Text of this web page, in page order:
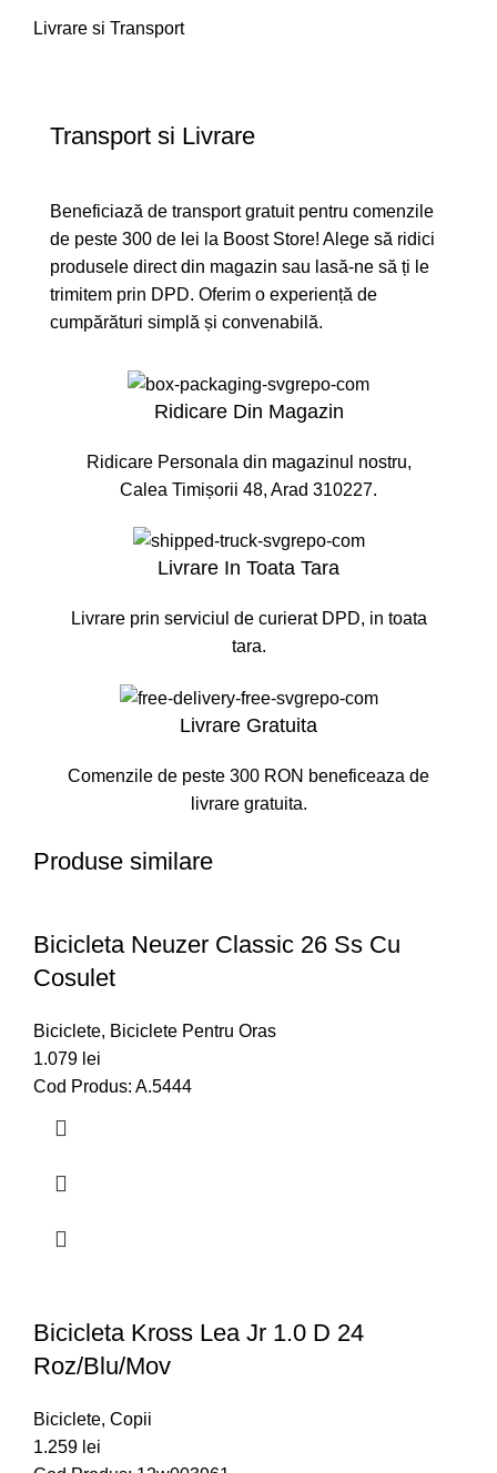
Livrare si Transport
Transport si Livrare
Beneficiază de transport gratuit pentru comenzile
de peste 300 de lei la Boost Store! Alege să ridici
produsele direct din magazin sau lasă-ne să ți le
trimitem prin DPD. Oferim o experiență de
cumpărături simplă și convenabilă.
Ridicare Din Magazin
Ridicare Personala din magazinul nostru,
Calea Timișorii 48, Arad 310227.
Livrare In Toata Tara
Livrare prin serviciul de curierat DPD, in toata
tara.
Livrare Gratuita
Comenzile de peste 300 RON beneficeaza de
livrare gratuita.
Produse similare
Bicicleta Neuzer Classic 26 Ss Cu
Cosulet
Biciclete, Biciclete Pentru Oras
1.079 lei
Cod Produs: A.5444
Bicicleta Kross Lea Jr 1.0 D 24
Roz/blu/mov
Biciclete, Copii
1.259 lei